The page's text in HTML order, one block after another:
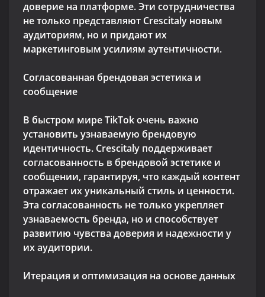
доверие на платформе. Эти сотрудничества
не только представляют Crescitaly новым
аудиториям, но и придают их
маркетинговым усилиям аутентичности.
Согласованная брендовая эстетика и
сообщение
В быстром мире TikTok очень важно
установить узнаваемую брендовую
идентичность. Crescitaly поддерживает
согласованность в брендовой эстетике и
сообщении, гарантируя, что каждый контент
отражает их уникальный стиль и ценности.
Эта согласованность не только укрепляет
узнаваемость бренда, но и способствует
развитию чувства доверия и надежности у
их аудитории.
Итерация и оптимизация на основе данных